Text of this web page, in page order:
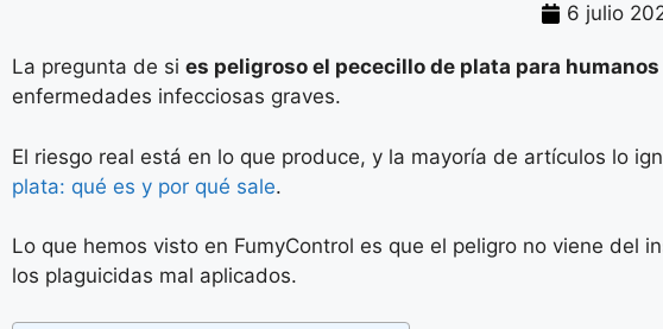
6 julio
La pregunta de si es peligroso el pececillo de plata para
enfermedades infecciosas graves.
El riesgo real está en lo que produce, y la mayoría de artículos lo
plata: qué es y por qué sale.
Lo que hemos visto en FumyControl es que el peligro no viene del
los plaguicidas mal aplicados.